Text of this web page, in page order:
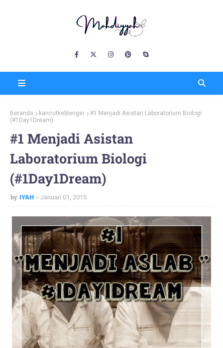
Beranda kancutkeblenger
#1 Menjadi Asistan Laboratorium Biologi
(#1Day1Dream)
#1 Menjadi Asistan
Laboratorium Biologi
(#1Day1Dream)
by IYAH Januari 01, 2015